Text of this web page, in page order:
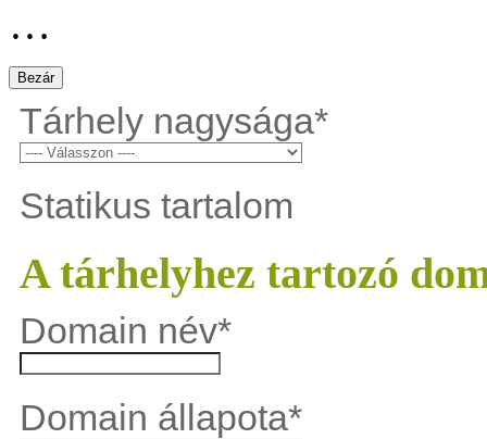
…
Bezár
Tárhely nagysága*
Statikus tartalom
A tárhelyhez tartozó
Domain név*
Domain állapota*